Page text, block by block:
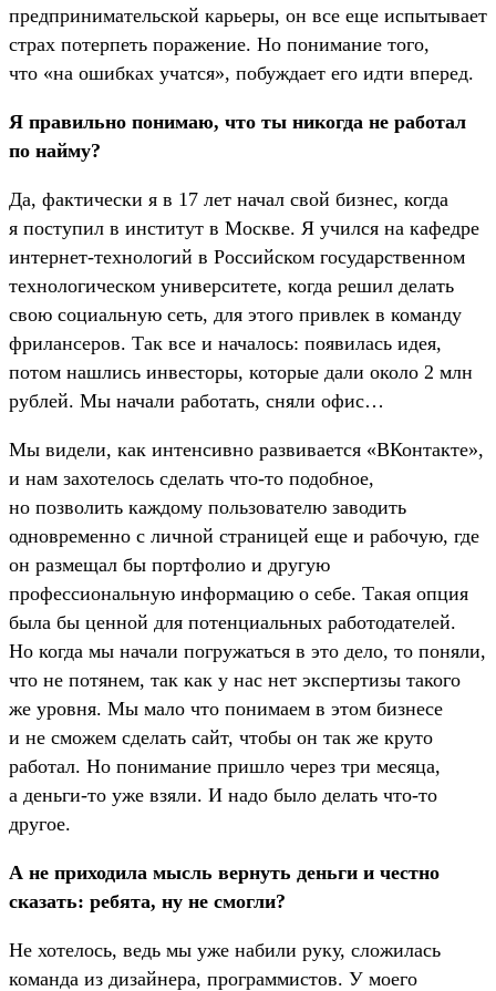
предпринимательской карьеры, он все еще испытывает
страх потерпеть поражение. Но понимание того,
что «на ошибках учатся», побуждает его идти вперед.
Я правильно понимаю, что ты никогда не работал
по найму?
Да, фактически я в 17 лет начал свой бизнес, когда
я поступил в институт в Москве. Я учился на кафедре
интернет-технологий в Российском государственном
технологическом университете, когда решил делать
свою социальную сеть, для этого привлек в команду
фрилансеров. Так все и началось: появилась идея,
потом нашлись инвесторы, которые дали около 2 млн
рублей. Мы начали работать, сняли офис…
Мы видели, как интенсивно развивается «ВКонтакте»,
и нам захотелось сделать что-то подобное,
но позволить каждому пользователю заводить
одновременно с личной страницей еще и рабочую, где
он размещал бы портфолио и другую
профессиональную информацию о себе. Такая опция
была бы ценной для потенциальных работодателей.
Но когда мы начали погружаться в это дело, то поняли,
что не потянем, так как у нас нет экспертизы такого
же уровня. Мы мало что понимаем в этом бизнесе
и не сможем сделать сайт, чтобы он так же круто
работал. Но понимание пришло через три месяца,
а деньги-то уже взяли. И надо было делать что-то
другое.
А не приходила мысль вернуть деньги и честно
сказать: ребята, ну не смогли?
Не хотелось, ведь мы уже набили руку, сложилась
команда из дизайнера, программистов. У моего